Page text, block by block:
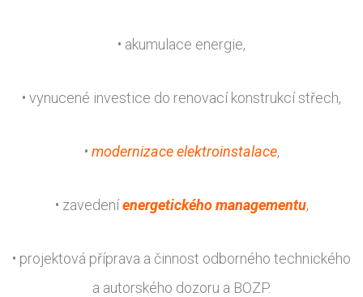
• akumulace energie,
• vynucené investice do renovací konstrukcí střech,
• modernizace elektroinstalace,
• zavedeníenergetického managementu,
• projektová příprava a činnost odborného technického
a autorského dozoru a BOZP.